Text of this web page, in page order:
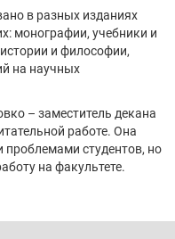
в разных изданиях
монографии, учебники и
и философии,
на научных
– заместитель декана
работе. Она
студентов, но
на факультете.